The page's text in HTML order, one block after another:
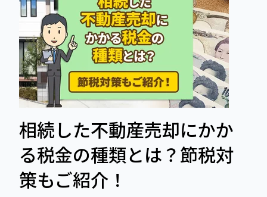
相続した不動産売却にかか
る税金の種類とは？節税対
策もご紹介！